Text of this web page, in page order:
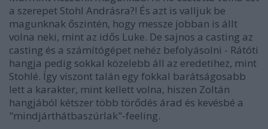
a szerepet Stohl Andrásra?! És azt is valljuk be
magunknak őszintén, hogy messze jobban is állt
volna neki, mint az idős Luke. De sajnos a casting az
casting és a számítógépet nehéz befolyásolni - Rátóti
hangja pedig sokkal közelebb áll az eredetihez, mint
Stohlé. Így viszont talán egy fokkal barátságosabb
lett a karakter, mint kellett volna, hiszen Zoltán
hangjából kétszer több törődés árad és kevésbé a
"mindjárthátbaszúrlak"-feeling.